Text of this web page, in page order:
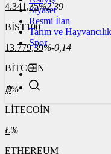
4.341,35%2,39
BİST100
13.779,39%-0,14
BİTCOİN
฿%
LİTECOİN
Ł%
ETHEREUM
Siyaset
Resmi İlan
Tarım ve Hayvancılık
Spor